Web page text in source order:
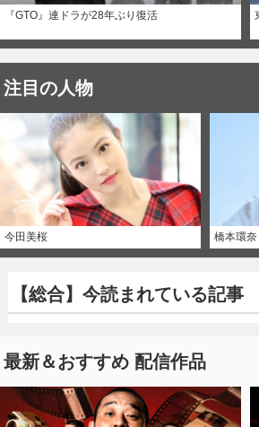
『GTO』連ドラが28年ぶり復活
注目の人物
今田美桜 橋本環奈
【総合】今読まれている記事
最新＆おすすめ 配信作品